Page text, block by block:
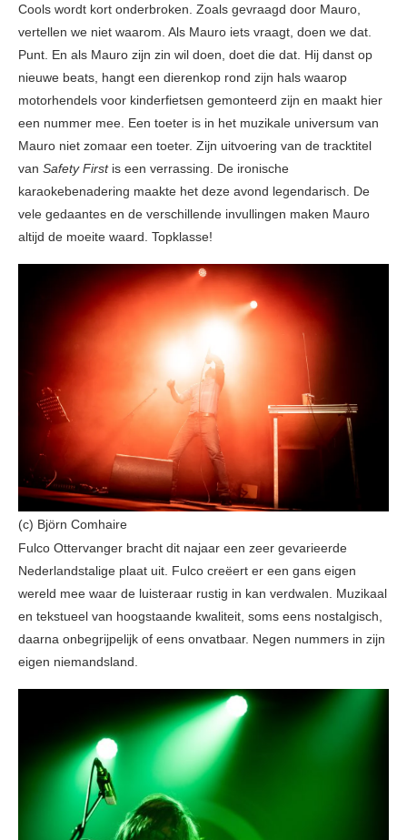
Cools wordt kort onderbroken. Zoals gevraagd door Mauro,
vertellen we niet waarom. Als Mauro iets vraagt, doen we dat.
Punt. En als Mauro zijn zin wil doen, doet die dat. Hij danst op
nieuwe beats, hangt een dierenkop rond zijn hals waarop
motorhendels voor kinderfietsen gemonteerd zijn en maakt hier
een nummer mee. Een toeter is in het muzikale universum van
Mauro niet zomaar een toeter. Zijn uitvoering van de tracktitel
van Safety Firstis een verrassing. De ironische
karaokebenadering maakte het deze avond legendarisch. De
vele gedaantes en de verschillende invullingen maken Mauro
altijd de moeite waard. Topklasse!
(c) Björn Comhaire
Fulco Ottervanger bracht dit najaar een zeer gevarieerde
Nederlandstalige plaat uit. Fulco creëert er een gans eigen
wereld mee waar de luisteraar rustig in kan verdwalen. Muzikaal
en tekstueel van hoogstaande kwaliteit, soms eens nostalgisch,
daarna onbegrijpelijk of eens onvatbaar. Negen nummers in zijn
eigen niemandsland.